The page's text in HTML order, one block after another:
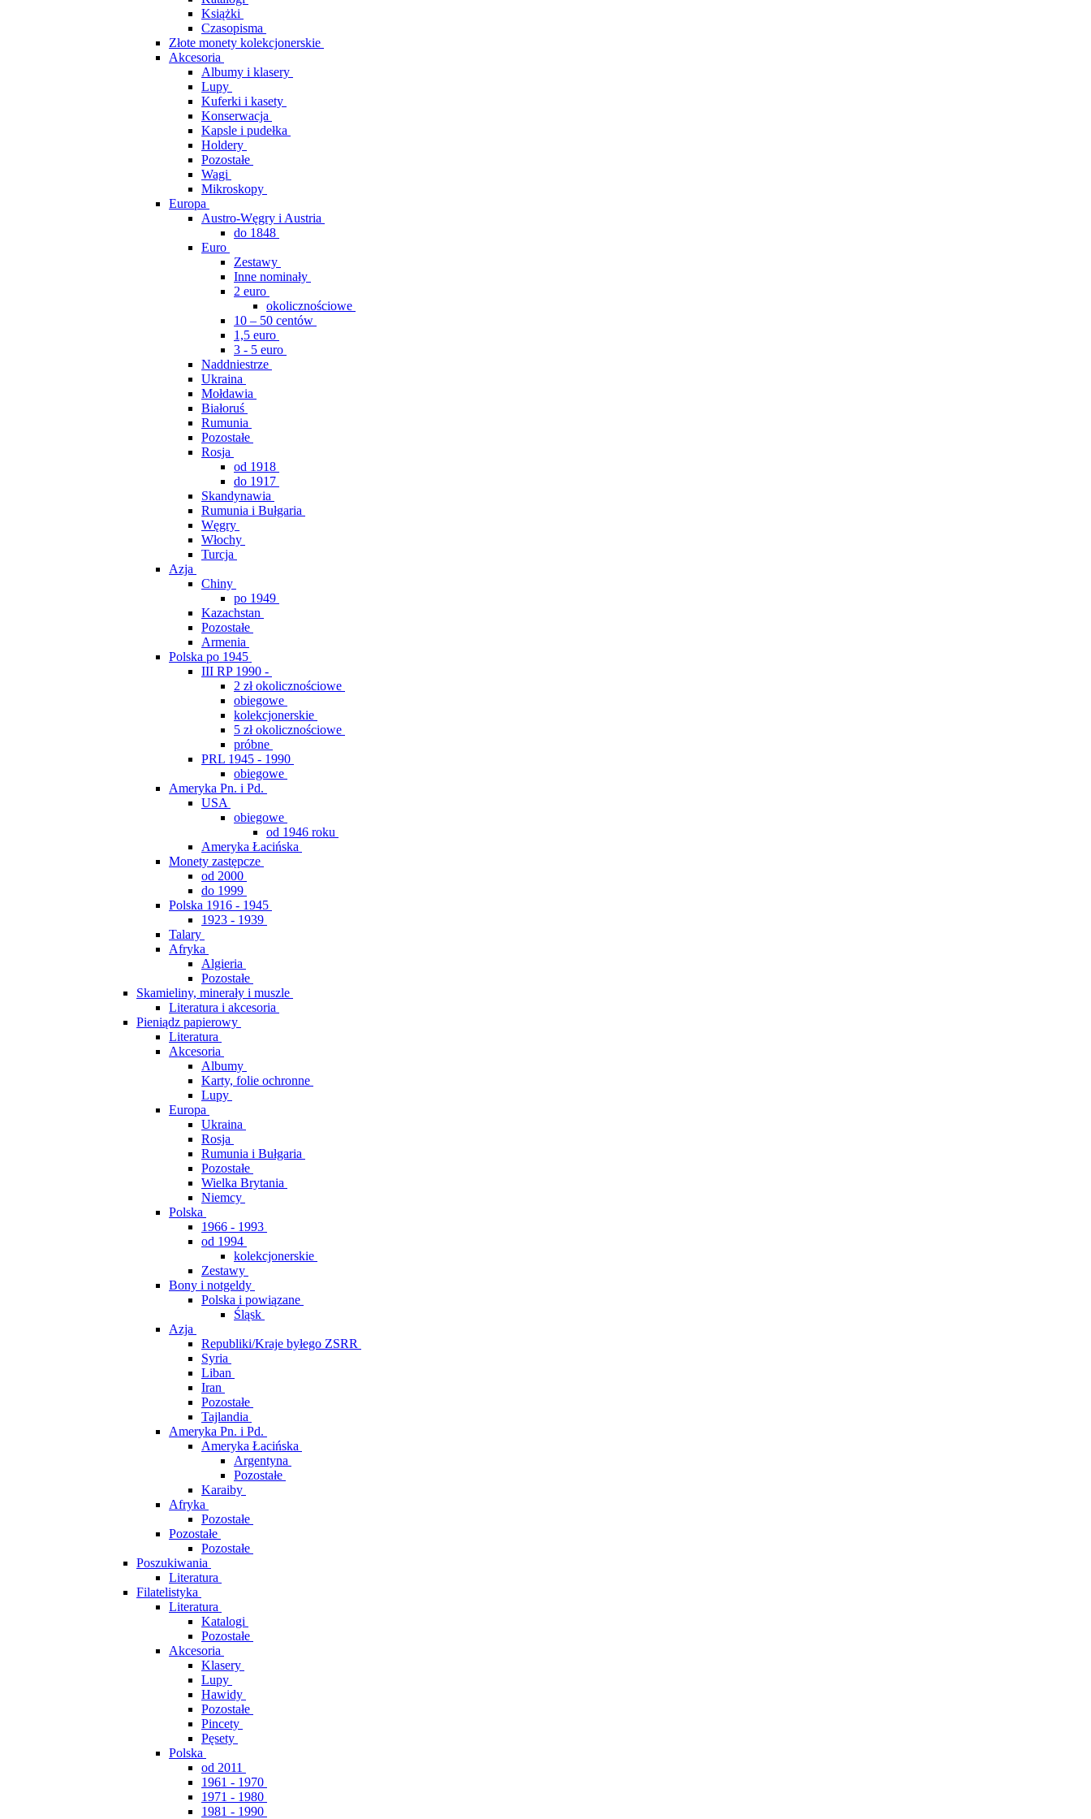
Książki
Czasopisma
Złote monety kolekcjonerskie
Akcesoria
Albumy i klasery
Lupy
Kuferki i kasety
Konserwacja
Kapsle i pudełka
Holdery
Pozostałe
Wagi
Mikroskopy
Europa
Austro-Węgry i Austria
do 1848
Euro
Zestawy
Inne nominały
2 euro
okolicznościowe
10 – 50 centów
1,5 euro
3 - 5 euro
Naddniestrze
Ukraina
Mołdawia
Białoruś
Rumunia
Pozostałe
Rosja
od 1918
do 1917
Skandynawia
Rumunia i Bułgaria
Węgry
Włochy
Turcja
Azja
Chiny
po 1949
Kazachstan
Pozostałe
Armenia
Polska po 1945
III RP 1990 -
2 zł okolicznościowe
obiegowe
kolekcjonerskie
5 zł okolicznościowe
próbne
PRL 1945 - 1990
obiegowe
Ameryka Pn. i Pd.
USA
obiegowe
od 1946 roku
Ameryka Łacińska
Monety zastępcze
od 2000
do 1999
Polska 1916 - 1945
1923 - 1939
Talary
Afryka
Algieria
Pozostałe
Skamieliny, minerały i muszle
Literatura i akcesoria
Pieniądz papierowy
Literatura
Akcesoria
Albumy
Karty, folie ochronne
Lupy
Europa
Ukraina
Rosja
Rumunia i Bułgaria
Pozostałe
Wielka Brytania
Niemcy
Polska
1966 - 1993
od 1994
kolekcjonerskie
Zestawy
Bony i notgeldy
Polska i powiązane
Śląsk
Azja
Republiki/Kraje byłego ZSRR
Syria
Liban
Iran
Pozostałe
Tajlandia
Ameryka Pn. i Pd.
Ameryka Łacińska
Argentyna
Pozostałe
Karaiby
Afryka
Pozostałe
Pozostałe
Pozostałe
Poszukiwania
Literatura
Filatelistyka
Literatura
Katalogi
Pozostałe
Akcesoria
Klasery
Lupy
Hawidy
Pozostałe
Pincety
Pęsety
Polska
od 2011
1961 - 1970
1971 - 1980
1981 - 1990